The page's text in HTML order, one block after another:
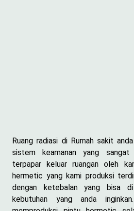
Ruang radiasi di Rumah sakit
sistem keamanan yang
terpapar keluar ruangan oleh
hermetic yang kami produksi
dengan ketebalan yang bisa di
kebutuhan yang anda